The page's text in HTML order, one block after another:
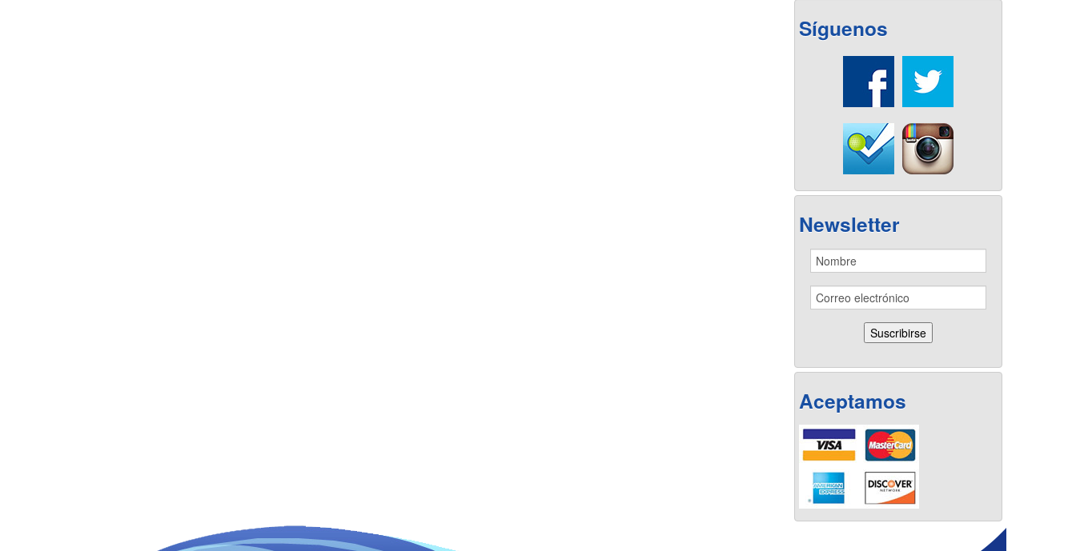
Síguenos
Newsletter
Aceptamos